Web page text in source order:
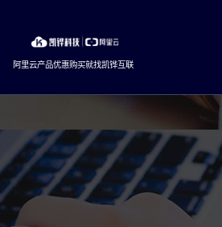
content
阿里云产品优惠购买就找凯铧互联